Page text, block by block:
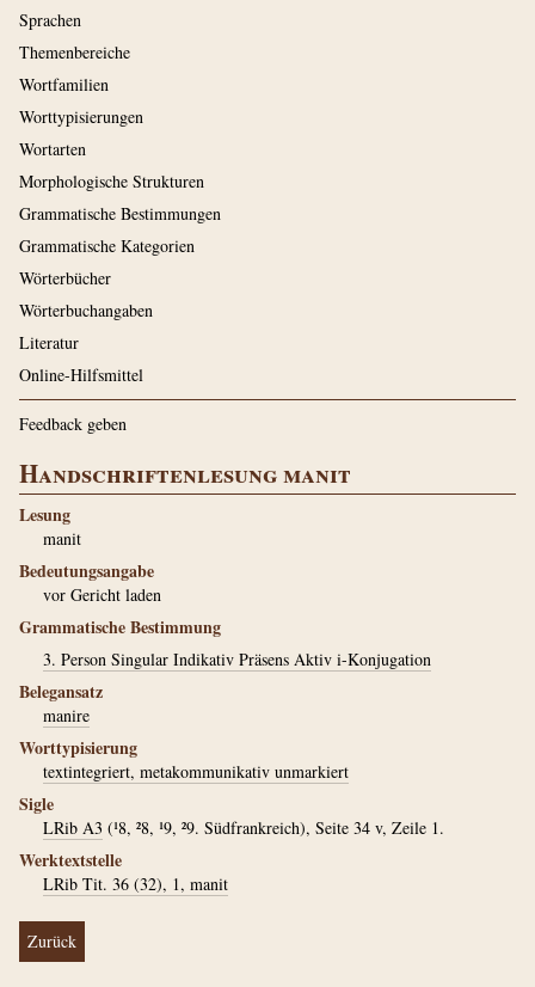
Sprachen
Themenbereiche
Wortfamilien
Worttypisierungen
Wortarten
Morphologische Strukturen
Grammatische Bestimmungen
Grammatische Kategorien
Wörterbücher
Wörterbuchangaben
Literatur
Online-Hilfsmittel
Feedback geben
Handschriftenlesung manit
Lesung
manit
Bedeutungsangabe
vor Gericht laden
Grammatische Bestimmung
3. Person Singular Indikativ Präsens Aktiv i-Konjugation
Belegansatz
manire
Worttypisierung
textintegriert, metakommunikativ unmarkiert
Sigle
LRib A3 (¹8, ²8, ¹9, ²9. Südfrankreich), Seite 34 v, Zeile 1.
Werktextstelle
LRib Tit. 36 (32), 1, manit
Zurück